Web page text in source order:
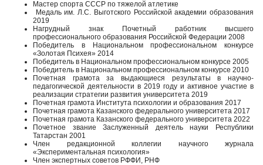
Мастер спорта СССР по тяжелой атлетике
Медаль им. Л.С. Выготского Российской академии образования
2019
Нагрудный знак Почетный работник высшего
профессионального образования Российской Федерации 2008
Победитель в Национальном профессиональном конкурсе
«Золотая Психея» 2014
Победитель в Национальном профессиональном конкурсе 2005
Победитель в Национальном профессиональном конкурсе 2010
Почетная грамота за выдающиеся результаты в научно-
педагогической деятельности в 2019 году и активное участие в
реализации стратегии развития университета 2019
Почетная грамота Института психологии и образования 2017
Почетная грамота Казанского федерального университета 2017
Почетная грамота Казанского федерального университета 2022
Почетное звание Заслуженный деятель науки Республики
Татарстан 2001
Член редакционной коллегии научного журнала
«Экспериментальная психология»
Член экспертных советов РФФИ, РНФ